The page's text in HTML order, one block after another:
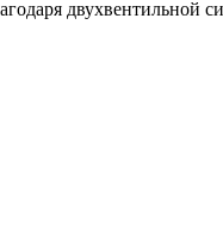
двухвентильной